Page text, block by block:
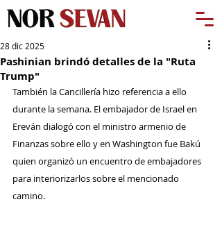
Pashinian brindó detalles de la "Ruta
Trump"
28 dic 2025
También la Cancillería hizo referencia a ello
durante la semana. El embajador de Israel en
Ereván dialogó con el ministro armenio de
Finanzas sobre ello y en Washington fue Bakú
quien organizó un encuentro de embajadores
para interiorizarlos sobre el mencionado
camino.